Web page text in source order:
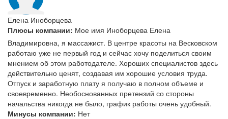
Елена Иноборцева
Плюсы компании: Мое имя Иноборцева Елена
Владимировна, я массажист. В центре красоты на Весковском
работаю уже не первый год и сейчас хочу поделиться своим
мнением об этом работодателе. Хороших специалистов здесь
действительно ценят, создавая им хорошие условия труда.
Отпуск и заработную плату я получаю в полном объеме и
своевременно. Необоснованных претензий со стороны
начальства никогда не было, график работы очень удобный.
Минусы компании: Нет